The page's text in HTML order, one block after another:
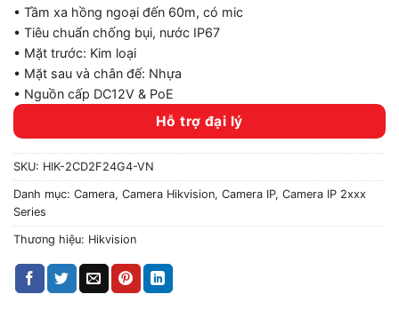
• Tầm xa hồng ngoại đến 60m, có mic
• Tiêu chuẩn chống bụi, nước IP67
• Mặt trước: Kim loại
• Mặt sau và chân đế: Nhựa
• Nguồn cấp DC12V & PoE
Hỗ trợ đại lý
SKU: HIK-2CD2F24G4-VN
Danh mục: Camera, Camera Hikvision, Camera IP, Camera IP 2xxx
Series
Thương hiệu: Hikvision